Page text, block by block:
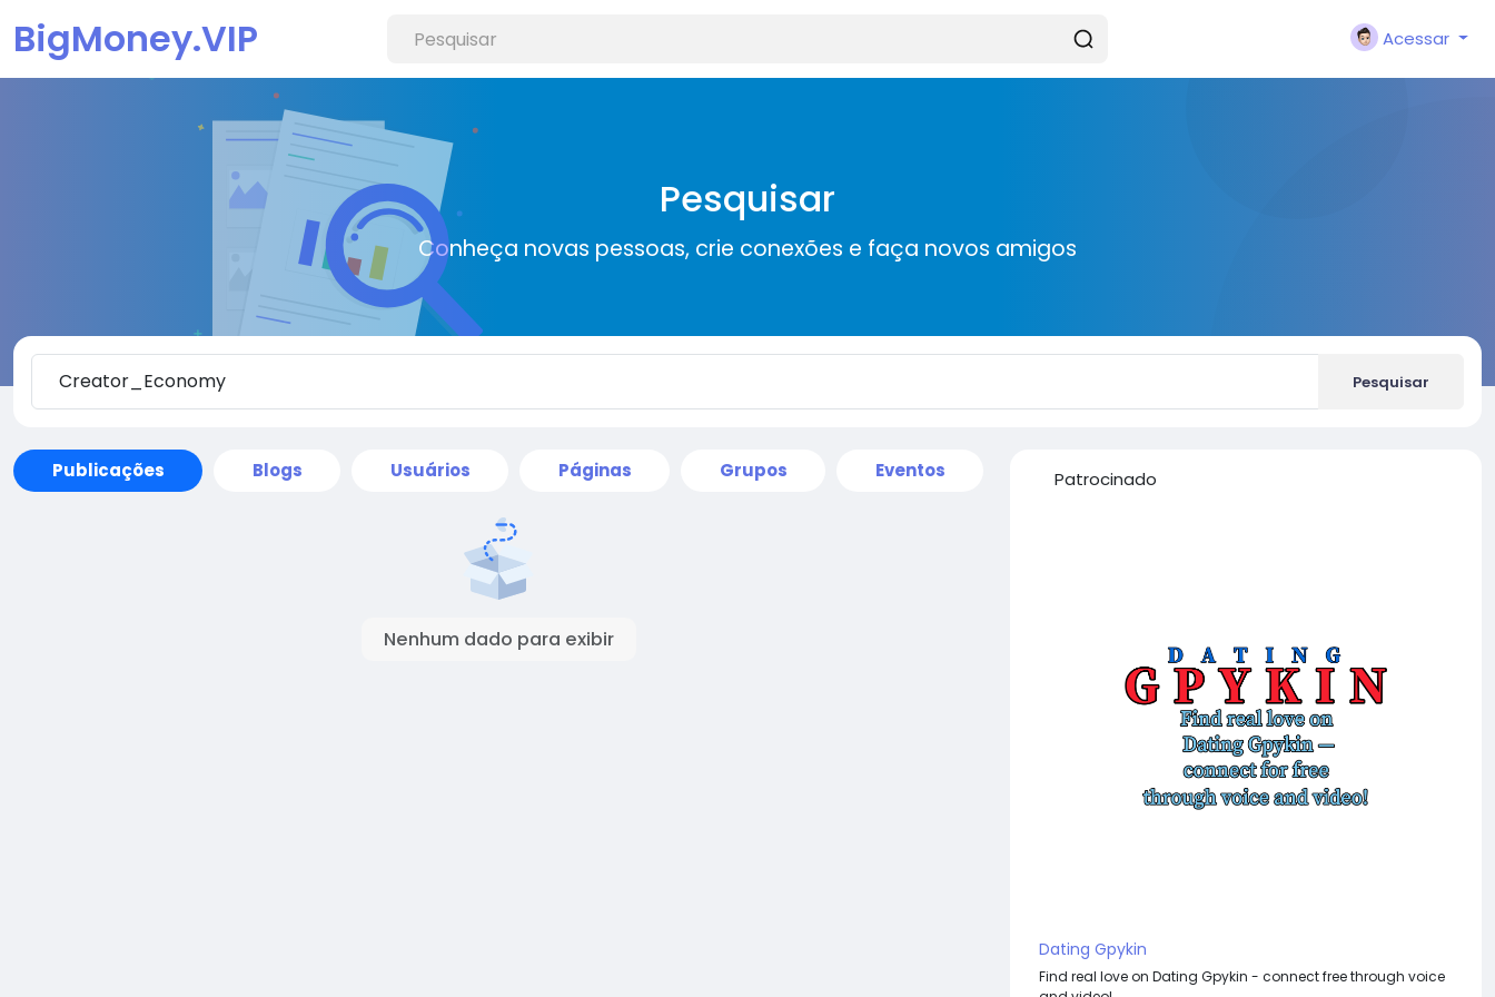
BigMoney.VIP Acessar
Pesquisar
Conheça novas pessoas, crie conexões e faça novos amigos
Pesquisar
Publicações Blogs Usuários Páginas Grupos Eventos
Nenhum dado para exibir
Patrocinado
Dating Gpykin
Find real love on Dating Gpykin - connect free through voice